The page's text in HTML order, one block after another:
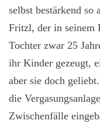
selbst bestärkend so
Fritzl, der in seinem
Tochter zwar 25
ihr Kinder gezeugt,
aber sie doch
die
Zwischenfälle